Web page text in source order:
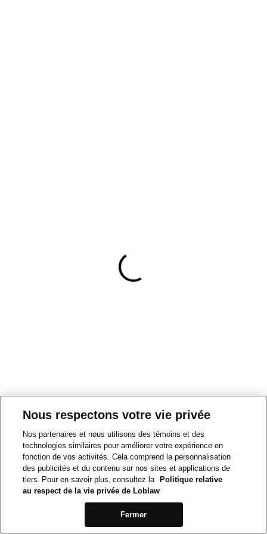
Nous respectons votre vie privée
Nos partenaires et nous utilisons des témoins et des
technologies similaires pour améliorer votre expérience en
fonction de vos activités. Cela comprend la personnalisation
des publicités et du contenu sur nos sites et applications de
tiers. Pour en savoir plus, consultez la
Politique relative
au respect de la vie privée de Loblaw
Fermer